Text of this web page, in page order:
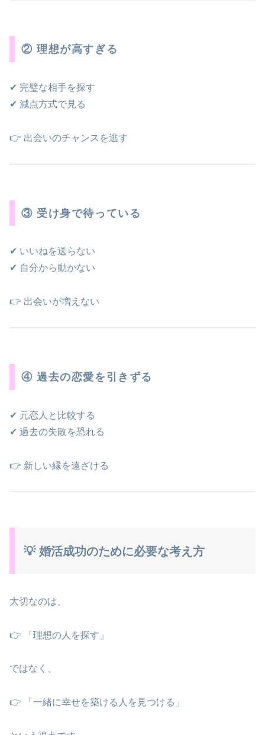
② 理想が高すぎる
✔ 完璧な相手を探す
✔ 減点方式で見る
👉 出会いのチャンスを逃す
③ 受け身で待っている
✔ いいねを送らない
✔ 自分から動かない
👉 出会いが増えない
④ 過去の恋愛を引きずる
✔ 元恋人と比較する
✔ 過去の失敗を恐れる
👉 新しい縁を遠ざける
💡 婚活成功のために必要な考え方
大切なのは、
👉 「理想の人を探す」
ではなく、
👉 「一緒に幸せを築ける人を見つける」